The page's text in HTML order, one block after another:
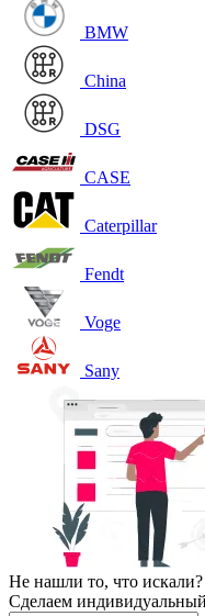
BMW
China
DSG
CASE
Caterpillar
Fendt
Voge
Sany
Не нашли то, что искали?
Сделаем